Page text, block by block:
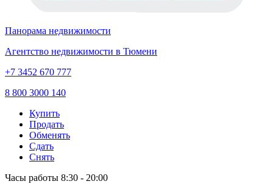
Панорама недвижимости
Агентство недвижимости в Тюмени
+7 3452 670 777
8 800 3000 140
Купить
Продать
Обменять
Сдать
Снять
Часы работы 8:30 - 20:00